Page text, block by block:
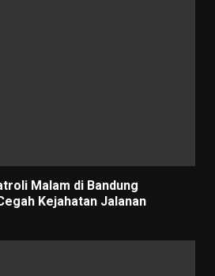
Malam di Bandung
Kejahatan Jalanan